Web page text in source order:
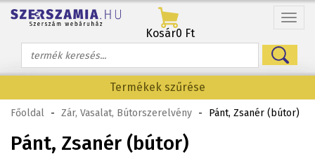
Menü
Kosár0 Ft
Termékek szűrése
Főoldal - Zár, Vasalat, Bútorszerelvény - Pánt, Zsanér (bútor)
Pánt, Zsanér (bútor)